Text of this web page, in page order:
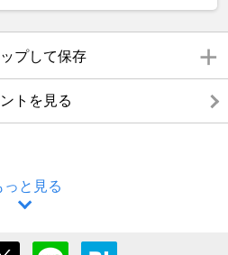
プして保存
トを見る
っと見る